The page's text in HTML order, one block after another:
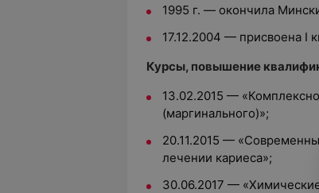
1995 г. — окончила
17.12.2004 — присвоена I
Курсы, повышение
13.02.2015 —
(маргинального)»;
20.11.2015 —
лечении кариеса»;
30.06.2017 —